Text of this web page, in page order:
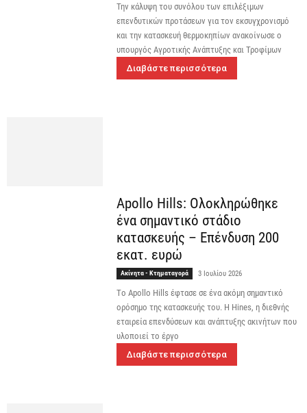
Την κάλυψη του συνόλου των επιλέξιμων
επενδυτικών προτάσεων για τον εκσυγχρονισμό
και την κατασκευή θερμοκηπίων ανακοίνωσε ο
υπουργός Αγροτικής Ανάπτυξης και Τροφίμων
Διαβάστε περισσότερα
Apollo Hills: Ολοκληρώθηκε
ένα σημαντικό στάδιο
κατασκευής – Eπένδυση 200
εκατ. ευρώ
Ακίνητα - Κτηματαγορά 3 Ιουλίου 2026
Tο Apollo Hills έφτασε σε ένα ακόμη σημαντικό
ορόσημο της κατασκευής του. Η Hines, η διεθνής
εταιρεία επενδύσεων και ανάπτυξης ακινήτων που
υλοποιεί το έργο
Διαβάστε περισσότερα